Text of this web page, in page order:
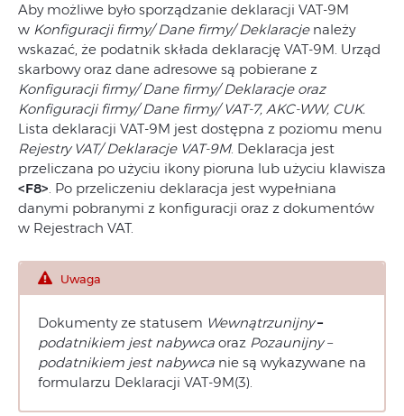
Aby możliwe było sporządzanie deklaracji VAT‑9M
w Konfiguracji firmy/ Dane firmy/ Deklaracjenależy
wskazać, że podatnik składa deklarację VAT‑9M. Urząd
skarbowy oraz dane adresowe są pobierane z
Konfiguracji firmy/ Dane firmy/ Deklaracje oraz
Konfiguracji firmy/ Dane firmy/ VAT-7, AKC-WW, CUK.
Lista deklaracji VAT‑9M jest dostępna z poziomu menu
Rejestry VAT/ Deklaracje VAT-9M. Deklaracja jest
przeliczana po użyciu ikony pioruna lub użyciu klawisza
<F8>. Po przeliczeniu deklaracja jest wypełniana
danymi pobranymi z konfiguracji oraz z dokumentów
w Rejestrach VAT.
Uwaga
Dokumenty ze statusem Wewnątrzunijny–
podatnikiem jest nabywca oraz Pozaunijny –
podatnikiem jest nabywca nie są wykazywane na
formularzu Deklaracji VAT-9M(3).